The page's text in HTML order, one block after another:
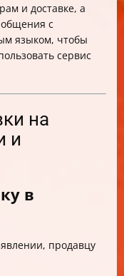
и доставке, а
с
языком, чтобы
сервис
на
и
в
продавцу